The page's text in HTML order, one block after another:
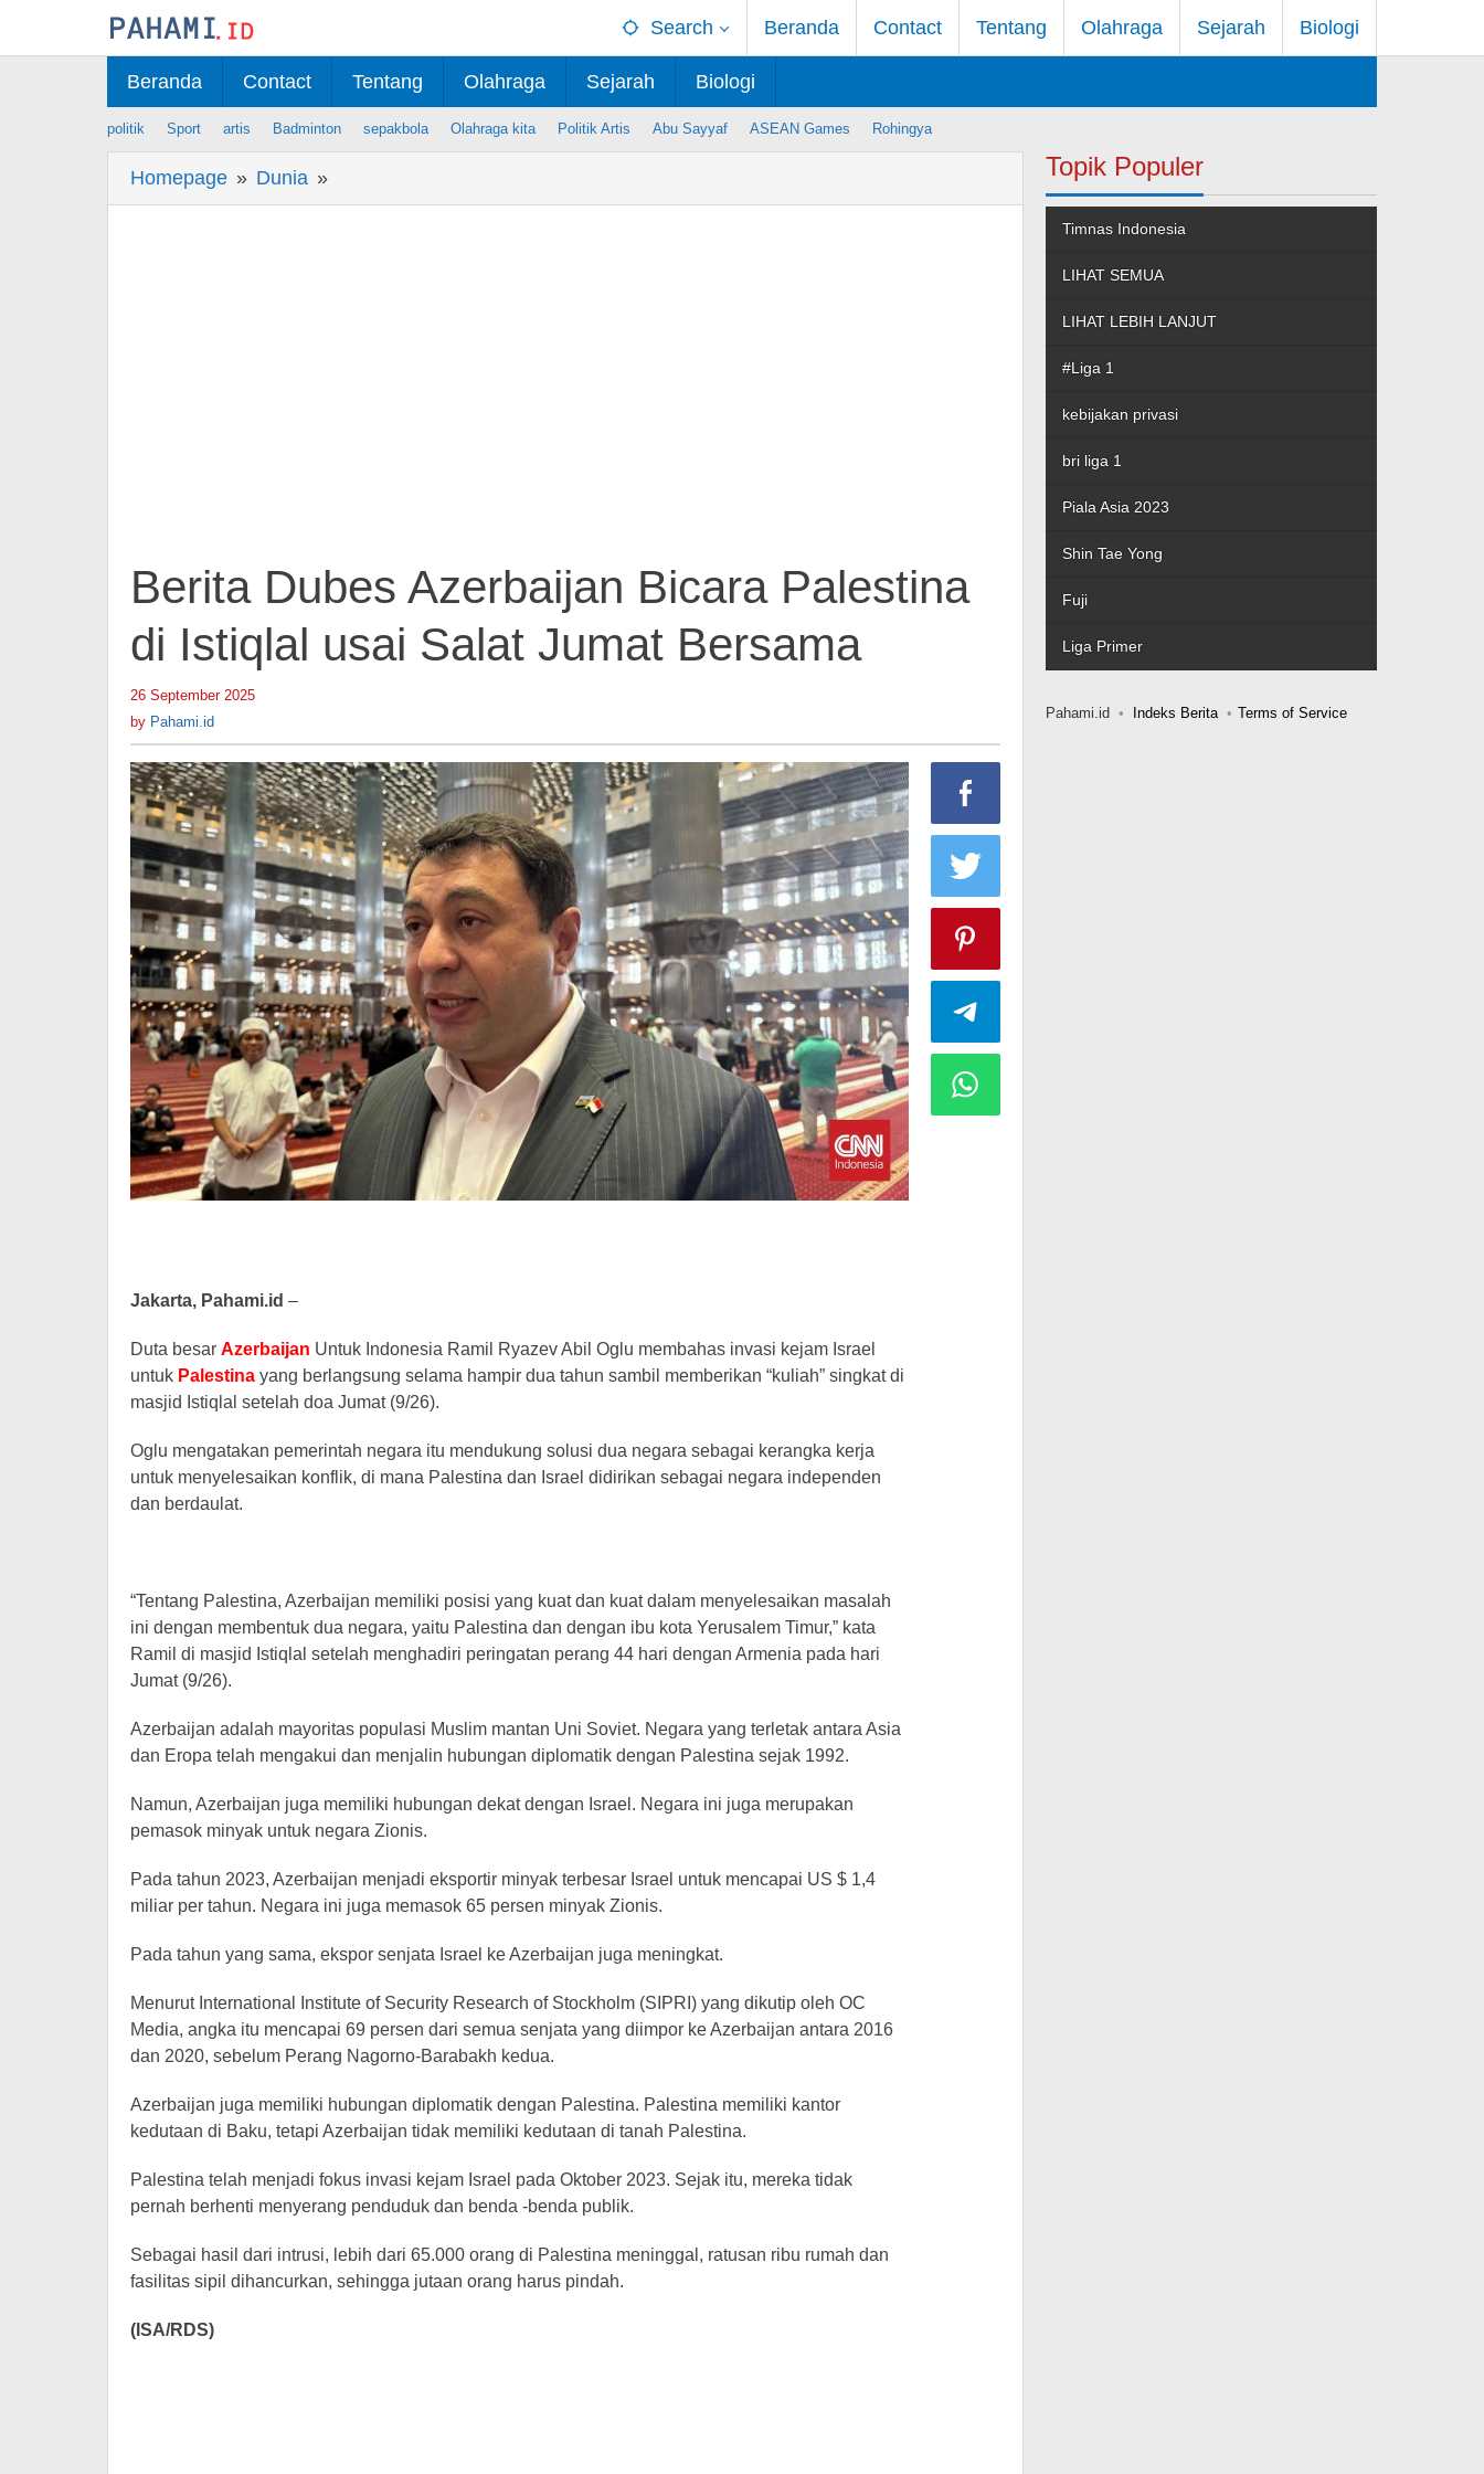
Search Beranda Contact Tentang Olahraga Sejarah Biologi
Beranda Contact Tentang Olahraga Sejarah Biologi
politik Sport artis Badminton sepakbola Olahraga kita Politik Artis Abu Sayyaf ASEAN Games Rohingya
Homepage » Dunia »
Dubes
Berita Dubes Azerbaijan Bicara Palestina
di Istiqlal usai Salat Jumat Bersama
26 September 2025
by Pahami.id
Jakarta, Pahami.id –
Duta besar Azerbaijan Untuk Indonesia Ramil Ryazev Abil Oglu membahas invasi kejam Israel
untuk Palestina yang berlangsung selama hampir dua tahun sambil memberikan “kuliah” singkat di
masjid Istiqlal setelah doa Jumat (9/26).
Oglu mengatakan pemerintah negara itu mendukung solusi dua negara sebagai kerangka kerja
untuk menyelesaikan konflik, di mana Palestina dan Israel didirikan sebagai negara independen
dan berdaulat.
“Tentang Palestina, Azerbaijan memiliki posisi yang kuat dan kuat dalam menyelesaikan masalah
ini dengan membentuk dua negara, yaitu Palestina dan dengan ibu kota Yerusalem Timur,” kata
Ramil di masjid Istiqlal setelah menghadiri peringatan perang 44 hari dengan Armenia pada hari
Jumat (9/26).
Azerbaijan adalah mayoritas populasi Muslim mantan Uni Soviet. Negara yang terletak antara Asia
dan Eropa telah mengakui dan menjalin hubungan diplomatik dengan Palestina sejak 1992.
Namun, Azerbaijan juga memiliki hubungan dekat dengan Israel. Negara ini juga merupakan
pemasok minyak untuk negara Zionis.
Pada tahun 2023, Azerbaijan menjadi eksportir minyak terbesar Israel untuk mencapai US $ 1,4
miliar per tahun. Negara ini juga memasok 65 persen minyak Zionis.
Pada tahun yang sama, ekspor senjata Israel ke Azerbaijan juga meningkat.
Menurut International Institute of Security Research of Stockholm (SIPRI) yang dikutip oleh OC
Media, angka itu mencapai 69 persen dari semua senjata yang diimpor ke Azerbaijan antara 2016
dan 2020, sebelum Perang Nagorno-Barabakh kedua.
Azerbaijan juga memiliki hubungan diplomatik dengan Palestina. Palestina memiliki kantor
kedutaan di Baku, tetapi Azerbaijan tidak memiliki kedutaan di tanah Palestina.
Palestina telah menjadi fokus invasi kejam Israel pada Oktober 2023. Sejak itu, mereka tidak
pernah berhenti menyerang penduduk dan benda -benda publik.
Sebagai hasil dari intrusi, lebih dari 65.000 orang di Palestina meninggal, ratusan ribu rumah dan
fasilitas sipil dihancurkan, sehingga jutaan orang harus pindah.
(ISA/RDS)
Topik Populer
Timnas Indonesia
LIHAT SEMUA
LIHAT LEBIH LANJUT
#Liga 1
kebijakan privasi
bri liga 1
Piala Asia 2023
Shin Tae Yong
Fuji
Liga Primer
Pahami.id Indeks Berita Terms of Service